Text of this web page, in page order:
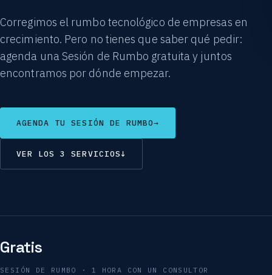
Corregimos el rumbo tecnológico de empresas en
crecimiento. Pero no tienes que saber qué pedir:
agenda una Sesión de Rumbo gratuita y juntos
encontramos por dónde empezar.
AGENDA TU SESIÓN DE RUMBO→
VER LOS 3 SERVICIOS↓
Gratis
SESIÓN DE RUMBO · 1 HORA CON UN CONSULTOR